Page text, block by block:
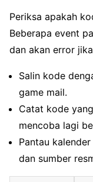
Periksa apakah
Beberapa event
dan akan error
Salin kode
game mail.
Catat kode
mencoba lagi
Pantau
dan sumber